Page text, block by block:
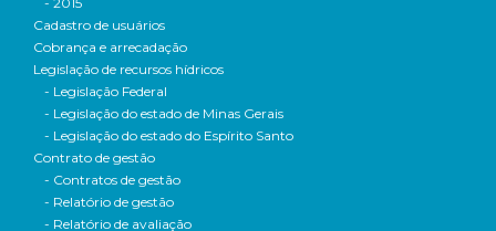
Cadastro de usuários
Cobrança e arrecadação
Legislação de recursos hídricos
- Legislação Federal
- Legislação do estado de Minas Gerais
- Legislação do estado do Espírito Santo
Contrato de gestão
- Contratos de gestão
- Relatório de gestão
- Relatório de avaliação